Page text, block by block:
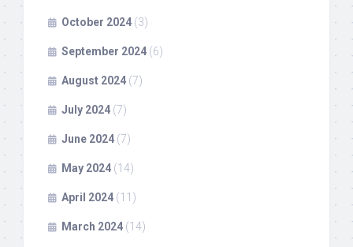
October 2024 (3)
September 2024 (6)
August 2024 (7)
July 2024 (7)
June 2024 (7)
May 2024 (14)
April 2024 (11)
March 2024 (14)